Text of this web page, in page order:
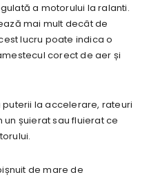
a motorului la ralanti.
mai mult decât de
lucru poate indica o
corect de aer și
la accelerare, rateuri
șuierat sau fluierat ce
de mare de